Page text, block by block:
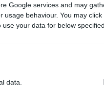
Google services and may
usage behaviour. You may
your data for below
data.u kojima određeni dijelovi